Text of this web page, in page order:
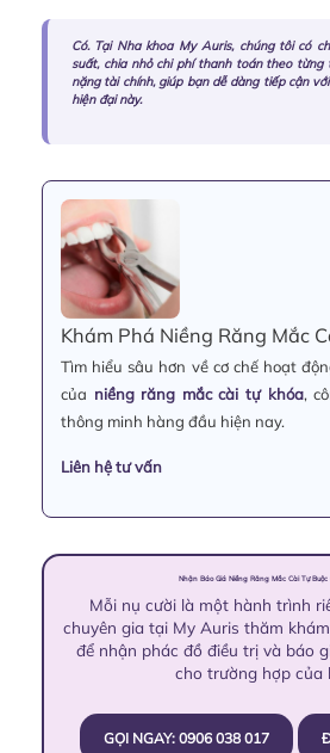
Có. Tại Nha khoa My Auris, chúng tôi có
suất, chia nhỏ chi phí thanh toán theo từng
nặng tài chính, giúp bạn dễ dàng tiếp cận
hiện đại này.
Khám Phá Niềng Răng Mắc
Tìm hiểu sâu hơn về cơ chế hoạt
của niềng răng mắc cài tự khóa,
thông minh hàng đầu hiện nay.
Liên hệ tư vấn
Nhận Báo Giá Niềng Răng Mắc Cài Tự Buộc
Mỗi nụ cười là một hành trình
chuyên gia tại My Auris thăm
để nhận phác đồ điều trị và báo
cho trường hợp của
GỌI NGAY: 0906 038 017